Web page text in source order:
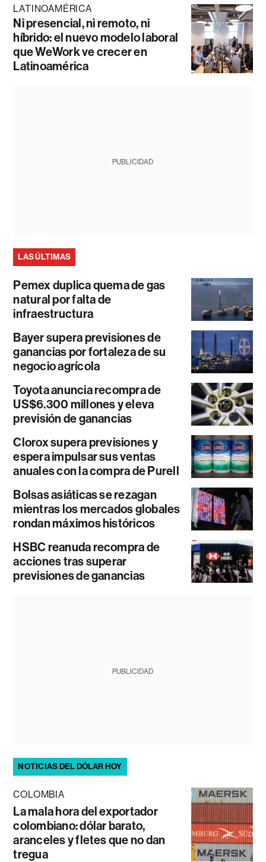
LATINOAMÉRICA
Ni presencial, ni remoto, ni
híbrido: el nuevo modelo laboral
que WeWork ve crecer en
Latinoamérica
PUBLICIDAD
LAS ÚLTIMAS
Pemex duplica quema de gas
natural por falta de
infraestructura
Bayer supera previsiones de
ganancias por fortaleza de su
negocio agrícola
Toyota anuncia recompra de
US$6.300 millones y eleva
previsión de ganancias
Clorox supera previsiones y
espera impulsar sus ventas
anuales con la compra de Purell
Bolsas asiáticas se rezagan
mientras los mercados globales
rondan máximos históricos
HSBC reanuda recompra de
acciones tras superar
previsiones de ganancias
PUBLICIDAD
NOTICIAS DEL DÓLAR HOY
COLOMBIA
La mala hora del exportador
colombiano: dólar barato,
aranceles y fletes que no dan
tregua